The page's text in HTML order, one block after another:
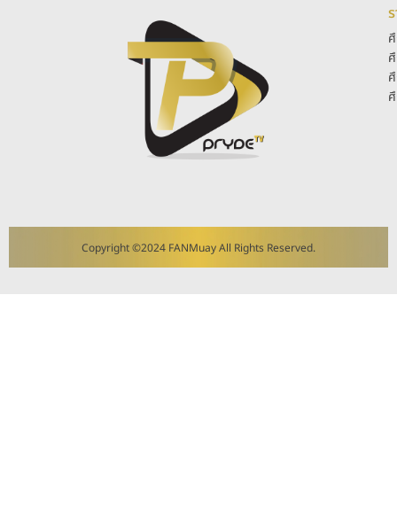
Copyright ©2024 FANMuay All Rights Reserved.